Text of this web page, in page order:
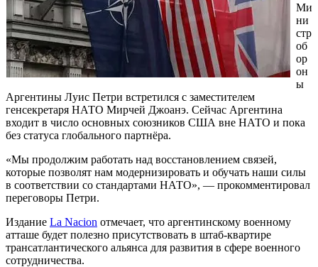
Ми
ни
стр
об
ор
он
ы
Аргентины Луис Петри встретился с заместителем
генсекретаря НАТО Мирчей Джоанэ. Сейчас Аргентина
входит в число основных союзников США вне НАТО и пока
без статуса глобального партнёра.
«Мы продолжим работать над восстановлением связей,
которые позволят нам модернизировать и обучать наши силы
в соответствии со стандартами НАТО», — прокомментировал
переговоры Петри.
Издание La Nacion отмечает, что аргентинскому военному
атташе будет полезно присутствовать в штаб-квартире
трансатлантического альянса для развития в сфере военного
сотрудничества.